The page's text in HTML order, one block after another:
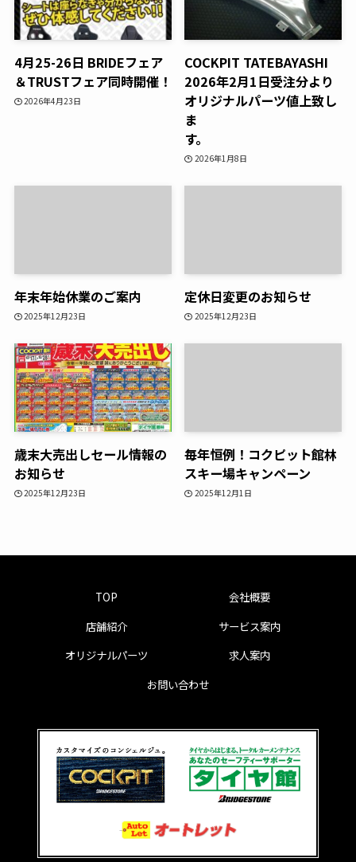
4月25-26日 BRIDEフェア
＆TRUSTフェア同時開催！
2026年4月23日
COCKPIT TATEBAYASHI
2026年2月1日受注分より
オリジナルパーツ値上致し
ま
す。
2026年1月8日
年末年始休業のご案内
2025年12月23日
定休日変更のお知らせ
2025年12月23日
歳末大売出しセール情報の
お知らせ
2025年12月23日
毎年恒例！コクピット館林
スキー場キャンペーン
2025年12月1日
TOP
会社概要
店舗紹介
サービス案内
オリジナルパーツ
求人案内
お問い合わせ